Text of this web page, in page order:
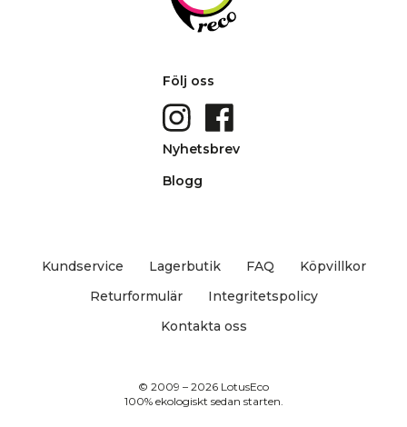
Följ oss
Nyhetsbrev
Blogg
Kundservice Lagerbutik FAQ
Köpvillkor
Returformulär
Integritetspolicy
Kontakta oss
© 2009 – 2026 LotusEco
100% ekologiskt sedan starten.